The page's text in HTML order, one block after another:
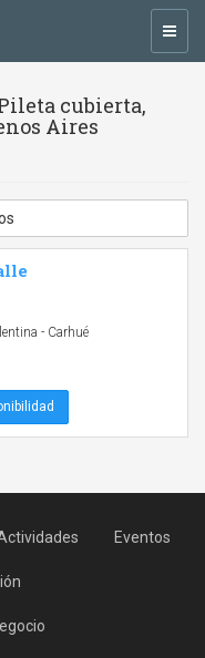
cubierta,
Aires
- Carhué
Eventos